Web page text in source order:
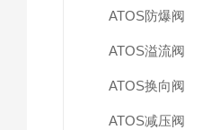
ATOS防爆阀
ATOS溢流阀
ATOS换向阀
ATOS减压阀